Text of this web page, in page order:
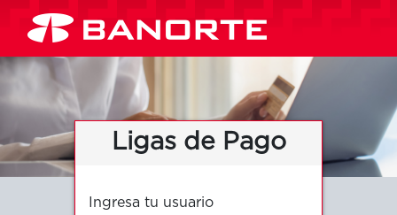
Ligas de Pago
Ingresa tu usuario